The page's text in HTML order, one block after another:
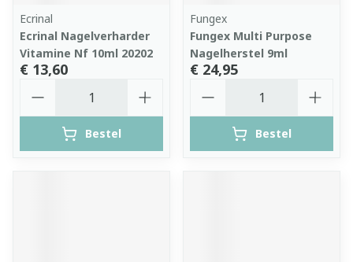
Ecrinal
Ecrinal Nagelverharder
Vitamine Nf 10ml 20202
€ 13,60
Bestel
Fungex
Fungex Multi Purpose
Nagelherstel 9ml
€ 24,95
Bestel